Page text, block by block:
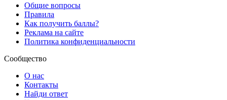
Общие вопросы
Правила
Как получить баллы?
Реклама на сайте
Политика конфиденциальности
Сообщество
О нас
Контакты
Найди ответ